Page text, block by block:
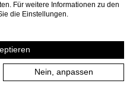
Für weitere Informationen zu den
die Einstellungen.
Nein, anpassen